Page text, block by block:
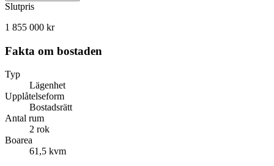
Slutpris
1 855 000 kr
Fakta om bostaden
Typ
Lägenhet
Upplåtelseform
Bostadsrätt
Antal rum
2 rok
Boarea
61,5 kvm